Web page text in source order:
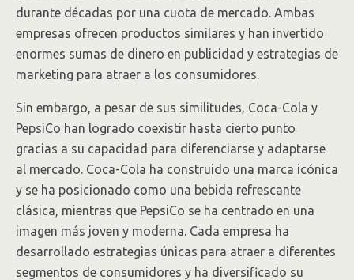
durante décadas por una cuota de mercado. Ambas
empresas ofrecen productos similares y han invertido
enormes sumas de dinero en publicidad y estrategias de
marketing para atraer a los consumidores.
Sin embargo, a pesar de sus similitudes, Coca-Cola y
PepsiCo han logrado coexistir hasta cierto punto
gracias a su capacidad para diferenciarse y adaptarse
al mercado. Coca-Cola ha construido una marca icónica
y se ha posicionado como una bebida refrescante
clásica, mientras que PepsiCo se ha centrado en una
imagen más joven y moderna. Cada empresa ha
desarrollado estrategias únicas para atraer a diferentes
segmentos de consumidores y ha diversificado su